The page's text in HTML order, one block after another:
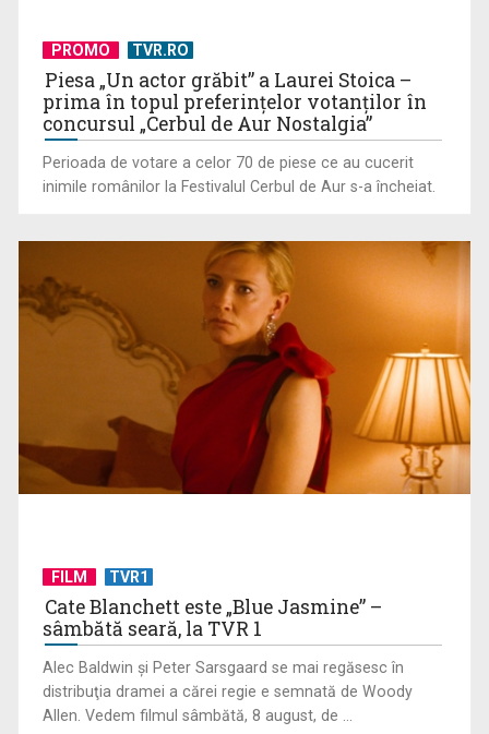
Metalic Rămâne ...
(P) Au sfidat toate prognozele într-o piață aflată sub
presiune. Povestea ...
(P) Achizițiile publice depășesc 54 miliarde de lei în primul
trimestru din ...
PROMO TVR.RO
Piesa „Un actor grăbit” a Laurei Stoica –
prima în topul preferinţelor votanţilor în
concursul „Cerbul de Aur Nostalgia”
Perioada de votare a celor 70 de piese ce au cucerit
inimile românilor la Festivalul Cerbul de Aur s-a încheiat.
FILM TVR1
Cate Blanchett este „Blue Jasmine” –
sâmbătă seară, la TVR 1
Alec Baldwin şi Peter Sarsgaard se mai regăsesc în
distribuţia dramei a cărei regie e semnată de Woody
Allen. Vedem filmul sâmbătă, 8 august, de ...